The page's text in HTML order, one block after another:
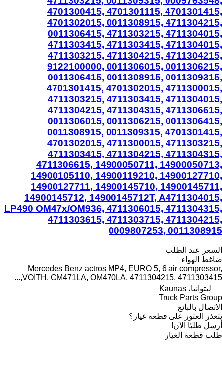
4701300415, 4701301115, 4701301415,
4701302015, 0011308915, 4711304215,
0011306415, 4711303215, 4711304015,
4711303415, 4711303415, 4711304015,
4711303215, 4711304215, 4711304215,
9122100000, 0011306015, 0011306215,
0011306415, 0011308915, 0011309315,
4701301415, 4701302015, 4711300015,
4711303215, 4711303415, 4711304015,
4711304215, 4711304315, 4711306615,
0011306015, 0011306215, 0011306415,
0011308915, 0011309315, 4701301415,
4701302015, 4711300015, 4711303215,
4711303415, 4711304215, 4711304315,
4711306615, 14900050711, 14900050713,
14900105110, 14900119210, 14900127710,
14900127711, 14900145710, 14900145711,
14900145712, 14900145712T, A4711304015,
LP490 OM47x/OM936, 4711306015, 4711304315,
4711303615, 4711303715, 4711304215,
0009807253, 0011308915
السعر عند الطلب
ضاغط الهواء
Mercedes Benz actros MP4, EURO 5, 6 air compressor,
VOITH, OM471LA, OM470LA, 4711304215, 4711303415,...
ليتوانيا، Kaunas
Truck Parts Group
الاتصال بالبائع
يتعذر العثور على قطعة غيار؟
أرسل طلبًا الآن!
طلب قطعة الغيار